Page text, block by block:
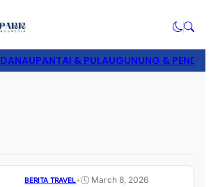
DANAUPANTAI & PULAUGUNUNG &
BERITA TRAVEL• March 8, 2026